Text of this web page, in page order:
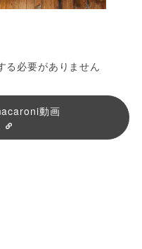
る必要がありません
動画